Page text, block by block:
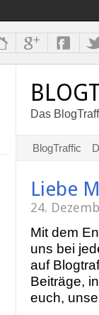
Das
BlogTraffic
Liebe
24.
Mit dem
uns bei
auf
Beiträge,
euch,